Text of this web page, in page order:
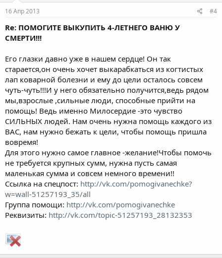
16 Апр 2013 #4
Re: ПОМОГИТЕ ВЫКУПИТЬ 4-ЛЕТНЕГО ВАНЮ У
СМЕРТИ!!!
Его глазки давно уже в нашем сердце! Он так
старается,он очень хочет выкарабкаться из когтистых
лап коварной болезни и ему до цели осталось совсем
чуть-чуть!!!И у него обязательно получится,ведь рядом
мы,взрослые ,сильные люди, способные прийти на
помощь! Ведь именно Милосердие -это чувство
СИЛЬНЫХ людей. Нам очень нужна помощь каждого из
ВАС, нам нужно бежать к цели, чтобы помощь пришла
вовремя!
Для этого нужно самое главное -желание!Чтобы помочь
не требуется крупных сумм, нужна пусть самая
маленькая сумма и совсем немного времени!!
Ссылка на спецпост: http://vk.com/pomogivanechke?
w=wall-51257193_35/all
Группа помощи: http://vk.com/pomogivanechke
Реквизиты: http://vk.com/topic-51257193_28132353